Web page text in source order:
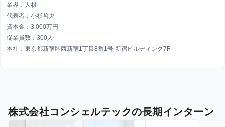
業界：人材
代表者：小杉哲央
資本金：3,000万円
従業員数：300人
本社：東京都新宿区西新宿1丁目8番1号 新宿ビルディング7F
株式会社コンシェルテックの長期インターン